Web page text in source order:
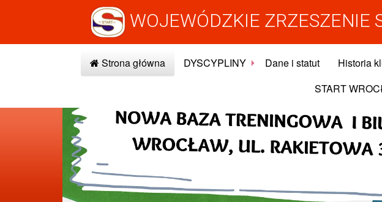
WOJEWÓDZKIE ZRZESZENIE
Strona główna DYSCYPLINY Dane i statut Historia
START